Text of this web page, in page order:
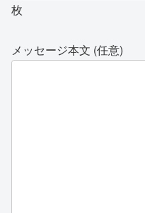
枚
メッセージ本文 (任意)